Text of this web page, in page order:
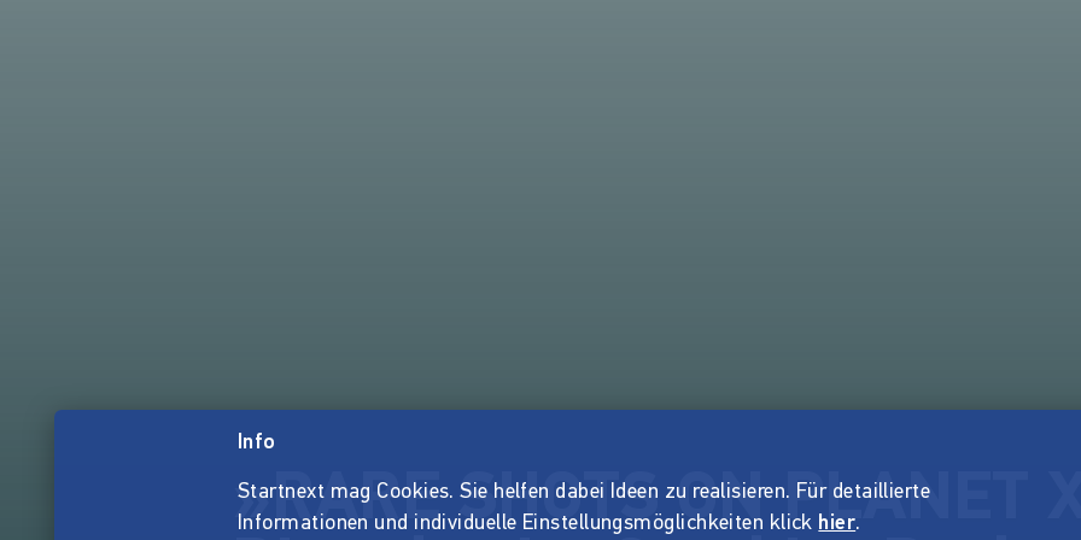
»RARE SHOTS ON PLANET
Info
Startnext mag Cookies. Sie helfen dabei Ideen zu realisieren. Für detaillierte
Informationen und individuelle Einstellungsmöglichkeiten klick hier.